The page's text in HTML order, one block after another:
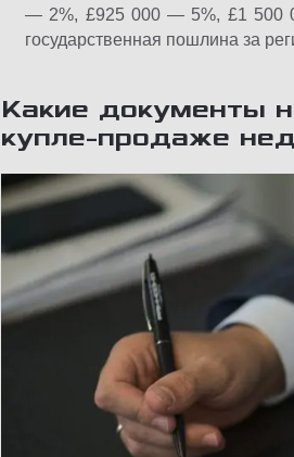
— 2%, £925 000 — 5%, £1 500
государственная пошлина за
Какие документы
купле-продаже